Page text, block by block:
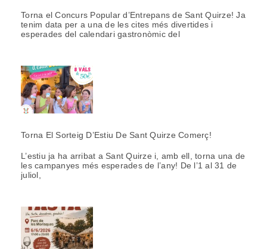
Torna el Concurs Popular d’Entrepans de Sant Quirze! Ja
tenim data per a una de les cites més divertides i
esperades del calendari gastronòmic del
Torna El Sorteig D’Estiu De Sant Quirze Comerç!
L’estiu ja ha arribat a Sant Quirze i, amb ell, torna una de
les campanyes més esperades de l’any! De l’1 al 31 de
juliol,